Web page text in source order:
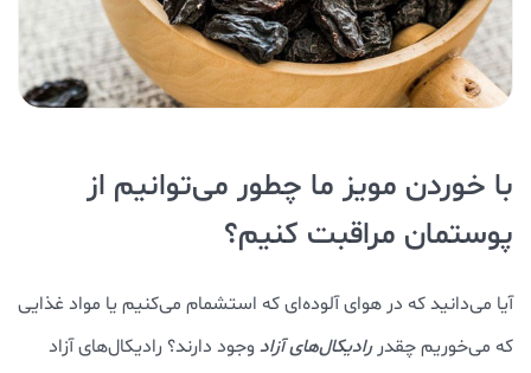
با خوردن مویز ما چطور می‌توانیم از
پوستمان مراقبت کنیم؟
آیا می‌دانید که در هوای آلوده‌ای که استشمام می‌کنیم یا مواد غذایی
که می‌خوریم چقدررادیکال‌های آزاد وجود دارند؟ رادیکال‌های آزاد